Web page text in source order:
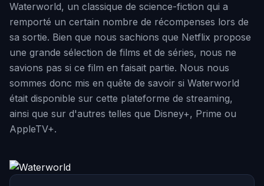
Waterworld, un classique de science-fiction qui a
remporté un certain nombre de récompenses lors de
sa sortie. Bien que nous sachions que Netflix propose
une grande sélection de films et de séries, nous ne
savions pas si ce film en faisait partie. Nous nous
sommes donc mis en quête de savoir si Waterworld
était disponible sur cette plateforme de streaming,
ainsi que sur d'autres telles que Disney+, Prime ou
AppleTV+.